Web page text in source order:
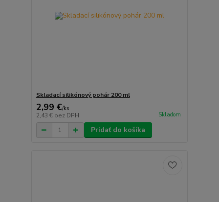
Skladací silikónový pohár 200 ml
2,99 €/ks
2,43 € bez DPH Skladom
Pridať do košíka